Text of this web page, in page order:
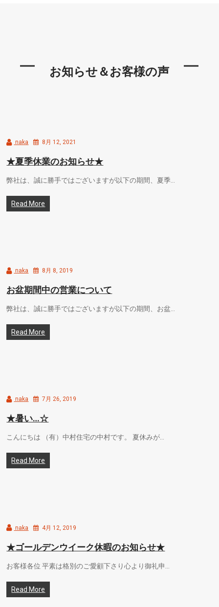
お知らせ＆お客様の声
naka 8月 12, 2021
★夏季休業のお知らせ★
弊社は、誠に勝手ではございますが以下の期間、夏季…
Read More
naka 8月 8, 2019
お盆期間中の営業について
弊社は、誠に勝手ではございますが以下の期間、お盆…
Read More
naka 7月 26, 2019
★暑い…☆
こんにちは （有）中村住宅の中村です。 夏休みが…
Read More
naka 4月 12, 2019
★ゴールデンウイーク休暇のお知らせ★
お客様各位 平素は格別のご愛顧下さり心より御礼申…
Read More